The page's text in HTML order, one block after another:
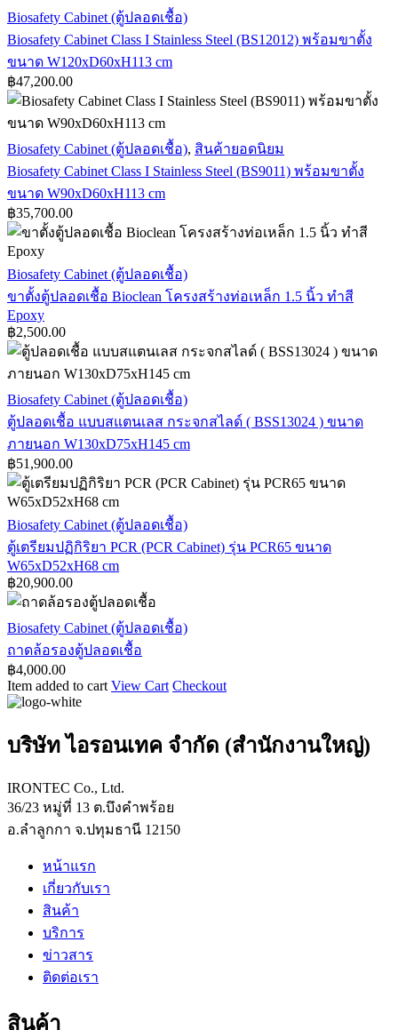
ขา
ตั้ง ขนาด
W120xD60xH113
cm
Biosafety
Cabinet
Class
I
Stainless
Steel
(BS12012)
พร้อม
ขา
ตั้ง
ขนาด
W120xD60xH113
cm
Biosafety Cabinet (ตู้ปลอดเชื้อ)
Biosafety Cabinet Class I Stainless Steel (BS12012) พร้อมขาตั้ง
ขนาด W120xD60xH113 cm
฿47,200.00
Biosafety
Cabinet
Class
I
Stainless
Steel
(BS9011)
พร้อม
ขา
ตั้ง
ขนาด
W90xD60xH113
cm
Biosafety Cabinet (ตู้ปลอดเชื้อ), สินค้ายอดนิยม
Biosafety Cabinet Class I Stainless Steel (BS9011) พร้อมขาตั้ง
ขนาด W90xD60xH113 cm
฿35,700.00
ขา
ตั้ง
ตู้
ปลอด
เชื้อ
Bioclean
โครงสร้าง
ท่อ
เหล็ก
1.5
นิ้ว
ทำสี
Epoxy
Biosafety Cabinet (ตู้ปลอดเชื้อ)
ขาตั้งตู้ปลอดเชื้อ Bioclean โครงสร้างท่อเหล็ก 1.5 นิ้ว ทำสี
Epoxy
฿2,500.00
ตู้
ปลอด
เชื้อ
แบบ
ส
แตน
เลส
กระจก
สไลด์
(
BSS13024
)
ขนาด
ภายนอก
W130xD75xH145
cm
Biosafety Cabinet (ตู้ปลอดเชื้อ)
ตู้ปลอดเชื้อ แบบสแตนเลส กระจกสไลด์ ( BSS13024 ) ขนาด
ภายนอก W130xD75xH145 cm
฿51,900.00
ตู้
เตรียม
ปฏิกิริยา
PCR
(PCR
รุ่น
PCR65
ขนาด
W65xD52xH68
cm
Biosafety Cabinet (ตู้ปลอดเชื้อ)
ตู้เตรียมปฏิกิริยา PCR (PCR Cabinet) รุ่น PCR65 ขนาด
W65xD52xH68 cm
฿20,900.00
ถาด
ล้อ
รอง
ตู้
เชื้อ
Biosafety Cabinet (ตู้ปลอดเชื้อ)
ถาดล้อรองตู้ปลอดเชื้อ
฿4,000.00
Item added to cart View Cart Checkout
บริษัท ไอรอนเทค จำกัด (สำนักงานใหญ่)
IRONTEC Co., Ltd.
36/23 หมู่ที่ 13 ต.บึงคำพร้อย
อ.ลำลูกกา จ.ปทุมธานี 12150
หน้าแรก
เกี่ยวกับเรา
สินค้า
บริการ
ข่าวสาร
ติดต่อเรา
สินค้า